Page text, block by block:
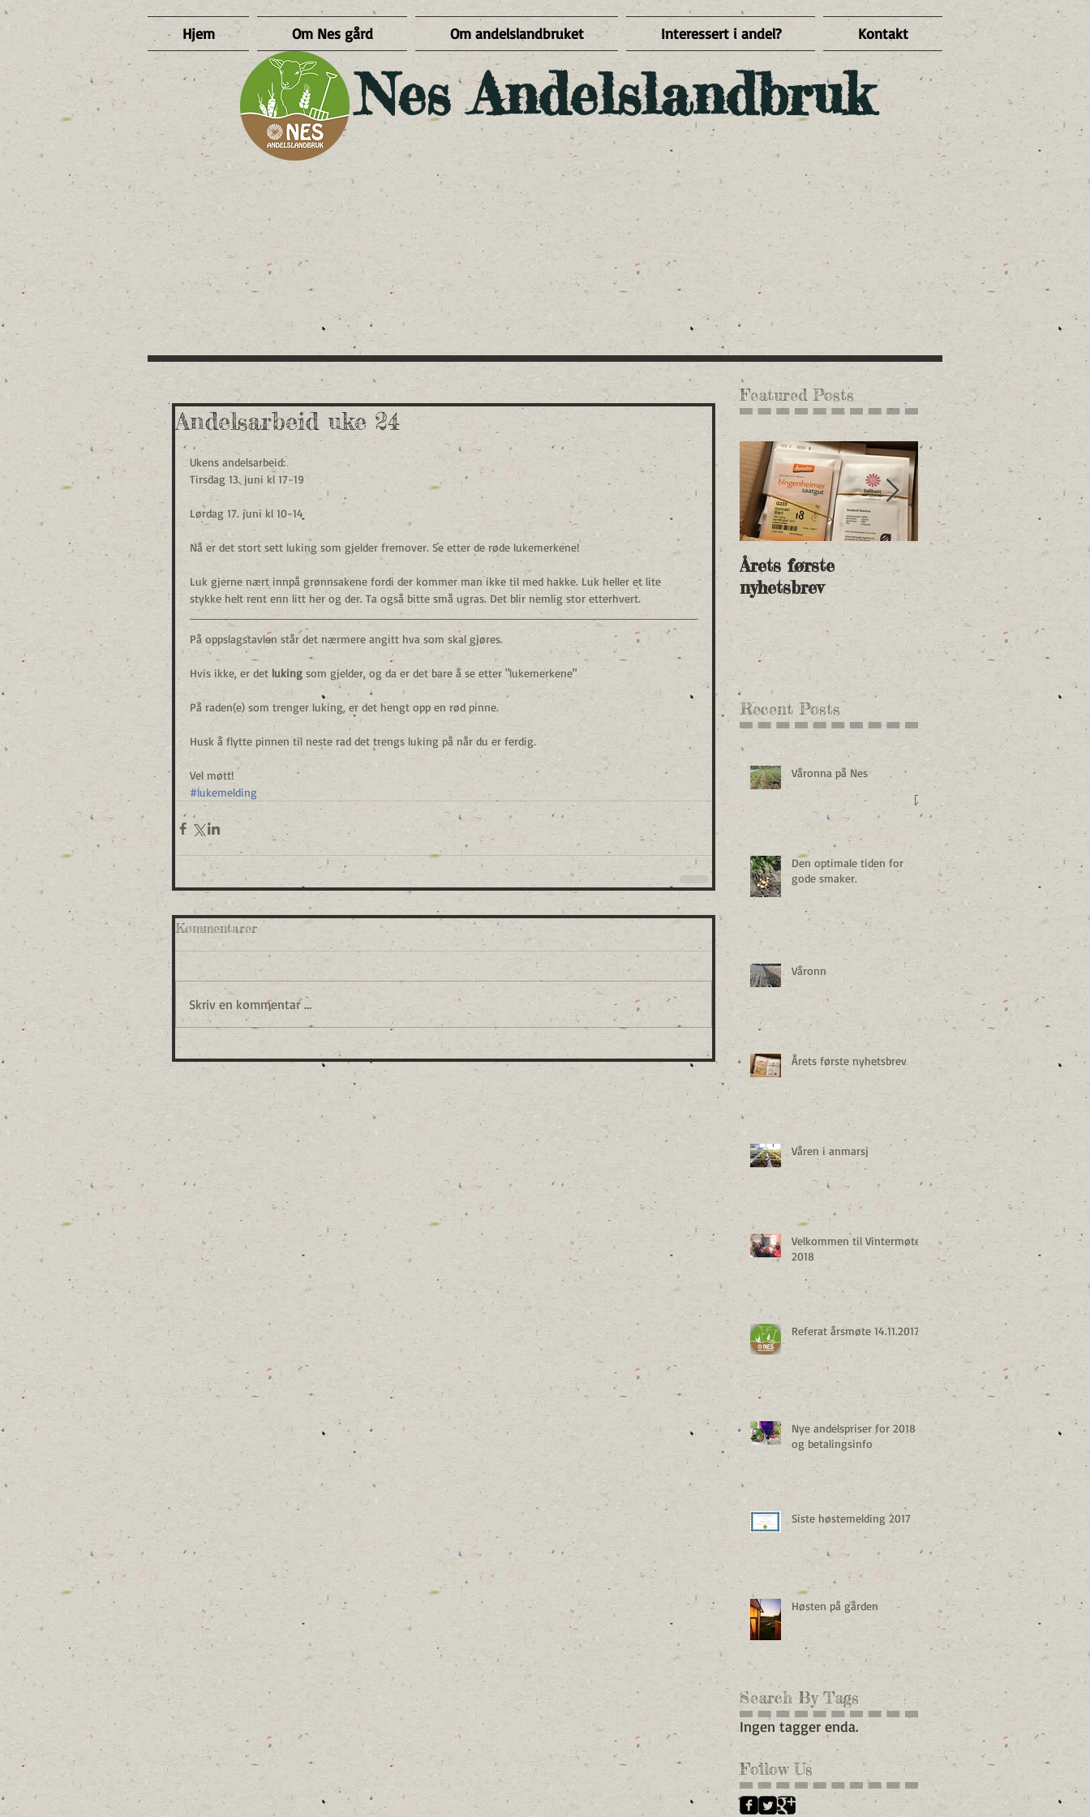
Hjem Om Nes gård Om andelslandbruket Interessert i andel? Kontakt
​ Nes Andelslandbruk
Andelsarbeid uke 24
Ukens andelsarbeid:
Tirsdag 13. juni kl 17-19
Lørdag 17. juni kl 10-14
Nå er det stort sett luking som gjelder fremover. Se etter de røde lukemerkene!
Luk gjerne nært innpå grønnsakene fordi der kommer man ikke til med hakke. Luk heller et lite
stykke helt rent enn litt her og der. Ta også bitte små ugras. Det blir nemlig stor etterhvert.
På oppslagstavlen står det nærmere angitt hva som skal gjøres.
Hvis ikke, er det luking som gjelder, og da er det bare å se etter "lukemerkene"
På raden(e) som trenger luking, er det hengt opp en rød pinne.
Husk å flytte pinnen til neste rad det trengs luking på når du er ferdig.
Vel møtt!
#lukemelding
Kommentarer
Skriv en kommentar …
Featured Posts
Årets første
nyhetsbrev
Nye andelspriser for
2018 og
Recent Posts
Våronna på Nes
Den optimale tiden for
gode smaker.
Våronn
Årets første nyhetsbrev
Våren i anmarsj
Velkommen til Vintermøte
2018
Referat årsmøte 14.11.2017
Nye andelspriser for 2018
og betalingsinfo
Siste høstemelding 2017
Høsten på gården
Search By Tags
Ingen tagger enda.
Follow Us